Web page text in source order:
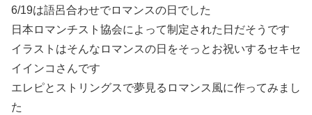
6/19は語呂合わせでロマンスの日でした
日本ロマンチスト協会によって制定された日だそうです
イラストはそんなロマンスの日をそっとお祝いするセキセ
イインコさんです
エレピとストリングスで夢見るロマンス風に作ってみまし
た